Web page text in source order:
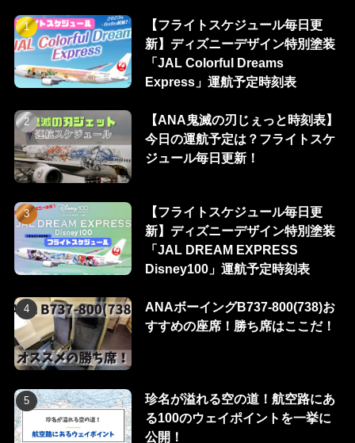
【フライトスケジュール毎日更
新】ディズニーデザイン特別塗装
「JAL Colorful Dreams
Express」運航予定時刻表
【ANA鬼滅の刃じぇっと時刻表】
今日の運航予定は？フライトスケ
ジュール毎日更新！
【フライトスケジュール毎日更
新】ディズニーデザイン特別塗装
「JAL DREAM EXPRESS
Disney100」運航予定時刻表
ANAボーイングB737-800(738)お
すすめの座席！勝ち席はここだ！
珍名が溢れる空の道！航空路にあ
る100のウェイポイントを一挙に
公開！